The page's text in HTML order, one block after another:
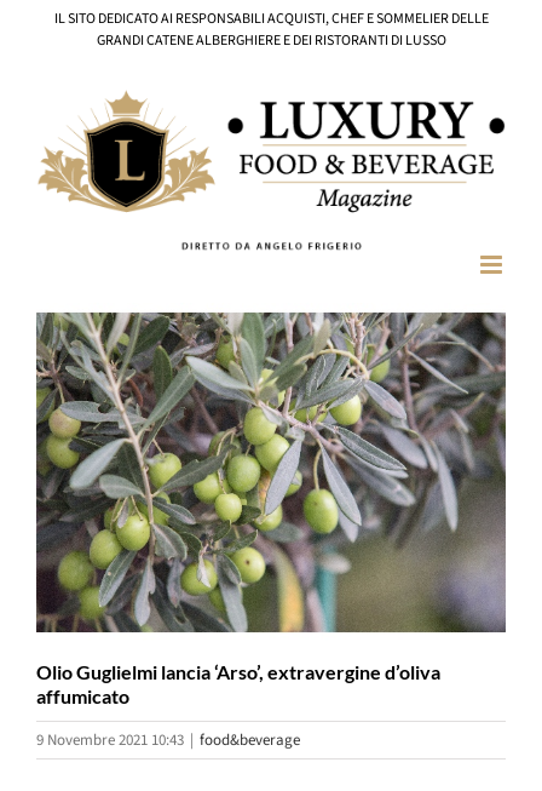
IL SITO DEDICATO AI RESPONSABILI ACQUISTI, CHEF E SOMMELIER DELLE
GRANDI CATENE ALBERGHIERE E DEI RISTORANTI DI LUSSO
Ingrandisci
immagine
Olio Guglielmi lancia ‘Arso’, extravergine d’oliva
affumicato
9 Novembre 2021 10:43 | food&beverage